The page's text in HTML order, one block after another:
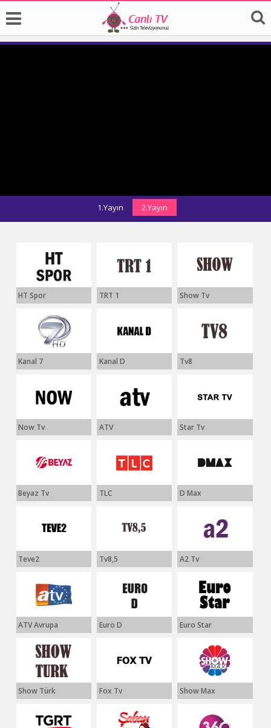
1.Yayın 2.Yayın
HT Spor TRT 1 Show Tv
Kanal 7 Kanal D Tv8
Now Tv ATV Star Tv
Beyaz Tv TLC D Max
Teve2 Tv8,5 A2 Tv
ATV Avrupa Euro D Euro Star
Show Türk Fox Tv Show Max